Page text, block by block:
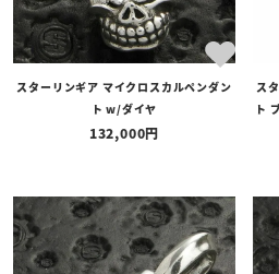
スターリンギア マイクロスカルペンダン
ト w/ダイヤ
132,000
ス
ト